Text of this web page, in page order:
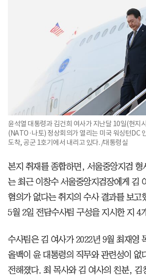
윤석열 대통령과 김건희 여사가 지난달 10일(현지
(NATO·나토) 정상회의가 열리는 미국 워싱턴DC
도착, 공군 1호기에서 내리고 있다. /대통령실
본지 취재를 종합하면, 서울중앙지검 형
는 최근 이창수 서울중앙지검장에게 김
혐의가 없다는 취지의 수사 결과를 보고
5월 2일 전담수사팀 구성을 지시한 지 4
수사팀은 김 여사가 2022년 9월 최재영
올백이 윤 대통령의 직무와 관련성이 없
전해졌다. 최 목사와 김 여사의 친분, 김